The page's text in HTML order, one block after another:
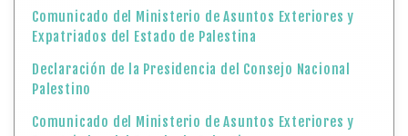
Comunicado del Ministerio de Asuntos Exteriores y
Expatriados del Estado de Palestina
Declaración de la Presidencia del Consejo Nacional
Palestino
Comunicado del Ministerio de Asuntos Exteriores y